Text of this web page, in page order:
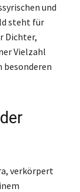
und
steht für
Dichter,
Vielzahl
besonderen
verkörpert